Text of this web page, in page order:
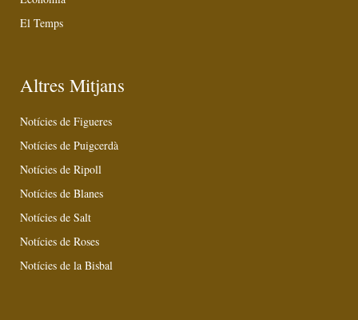
El Temps
Altres Mitjans
Notícies de Figueres
Notícies de Puigcerdà
Notícies de Ripoll
Notícies de Blanes
Notícies de Salt
Notícies de Roses
Notícies de la Bisbal